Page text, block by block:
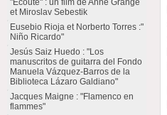
"Ecoute" : un film de Anne Grange
et Miroslav Sebestik
Eusebio Rioja et Norberto Torres :"
Niño Ricardo"
Jesús Saiz Huedo : "Los
manuscritos de guitarra del Fondo
Manuela Vázquez-Barros de la
Biblioteca Lázaro Galdiano"
Jacques Maigne : "Flamenco en
flammes"